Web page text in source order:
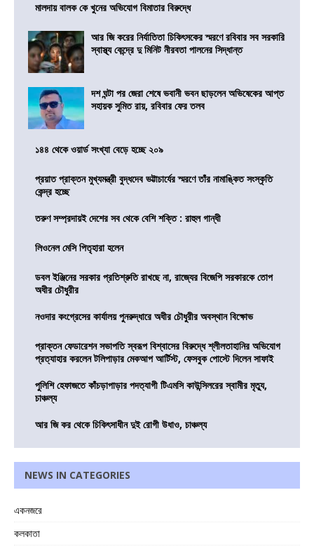
মালদায় বালক কে খুনের অভিযোগ বিমাতার বিরুদ্ধে
আর জি করের নির্যাতিতা চিকিৎসকের স্মরণে রবিবার সব সরকারি
স্বাস্থ্য কেন্দ্রে দু মিনিট নীরবতা পালনের সিদ্ধান্ত
দশ ঘন্টা পর জেরা শেষে ভবানী ভবন ছাড়লেন অভিষেকের আপ্ত
সহায়ক সুমিত রায়, রবিবার ফের তলব
১৪৪ থেকে ওয়ার্ড সংখ্যা বেড়ে হচ্ছে ২০৯
প্রয়াত প্রাক্তন মুখ্যমন্ত্রী বুদ্ধদেব ভট্টাচার্যের স্মরণে তাঁর নামাঙ্কিত সংস্কৃতি
কেন্দ্র হচ্ছে
তরুণ সম্প্রদায়ই দেশের সব থেকে বেশি শক্তি : রাহুল গান্ধী
লিওনেল মেসি পিতৃহারা হলেন
ডবল ইঞ্জিনের সরকার প্রতিশ্রুতি রাখছে না, রাজ্যের বিজেপি সরকারকে তোপ
অধীর চৌধুরীর
নওদার কংগ্রেসের কার্যালয় পুনরুদ্ধারে অধীর চৌধুরীর অবস্থান বিক্ষোভ
প্রাক্তন ফেডারেশন সভাপতি স্বরূপ বিশ্বাসের বিরুদ্ধে শ্লীলতাহানির অভিযোগ
প্রত্যাহার করলেন টলিপাড়ার মেকআপ আর্টিস্ট, ফেসবুক পোস্টে দিলেন সাফাই
পুলিশি হেফাজতে কাঁচড়াপাড়ার পদত্যাগী টিএমসি কাউন্সিলরের স্বামীর মৃত্যু,
চাঞ্চল্য
আর জি কর থেকে চিকিৎসাধীন দুই রোগী উধাও, চাঞ্চল্য
NEWS IN CATEGORIES
একনজরে
কলকাতা